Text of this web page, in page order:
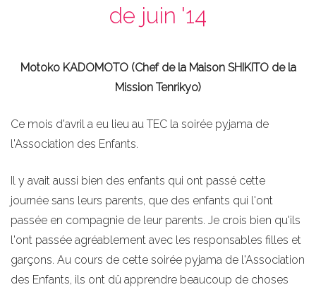
de juin '14
Motoko KADOMOTO (Chef de la Maison SHIKITO de la
Mission Tenrikyo)
Ce mois d'avril a eu lieu au TEC la soirée pyjama de
l'Association des Enfants.
Il y avait aussi bien des enfants qui ont passé cette
journée sans leurs parents, que des enfants qui l'ont
passée en compagnie de leur parents. Je crois bien qu'ils
l'ont passée agréablement avec les responsables filles et
garçons. Au cours de cette soirée pyjama de l'Association
des Enfants, ils ont dû apprendre beaucoup de choses